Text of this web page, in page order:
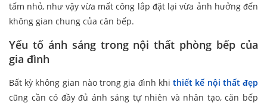
tấm nhỏ, như vậy vừa mất công lắp đặt lại vừa ảnh hưởng đến
không gian chung của căn bếp.
Yếu tố ánh sáng trong nội thất phòng bếp của
gia đình
Bất kỳ không gian nào trong gia đình khithiết kế nội thất đẹp
cũng cần có đầy đủ ánh sáng tự nhiên và nhân tạo, căn bếp